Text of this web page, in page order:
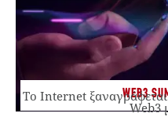
WEB3
Το Internet
Web3